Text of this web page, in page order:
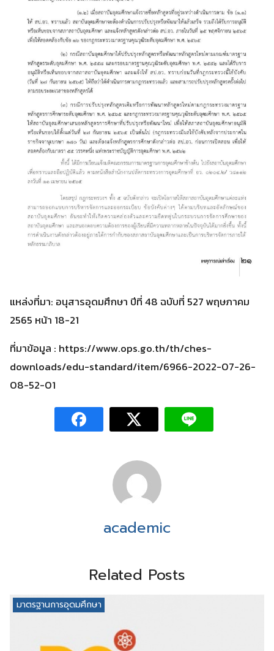
แหล่งที่มา: อนุสารอุดมศึกษา ปีที่ 48 ฉบับที่ 527 พฤษภาคม
2565 หน้า 18-21
ที่มาข้อมูล : https://www.ops.go.th/th/ches-
downloads/edu-standard/item/6966-2022-07-26-
08-52-01
academic
Related Posts
มาตรฐานการอุดมศึกษา